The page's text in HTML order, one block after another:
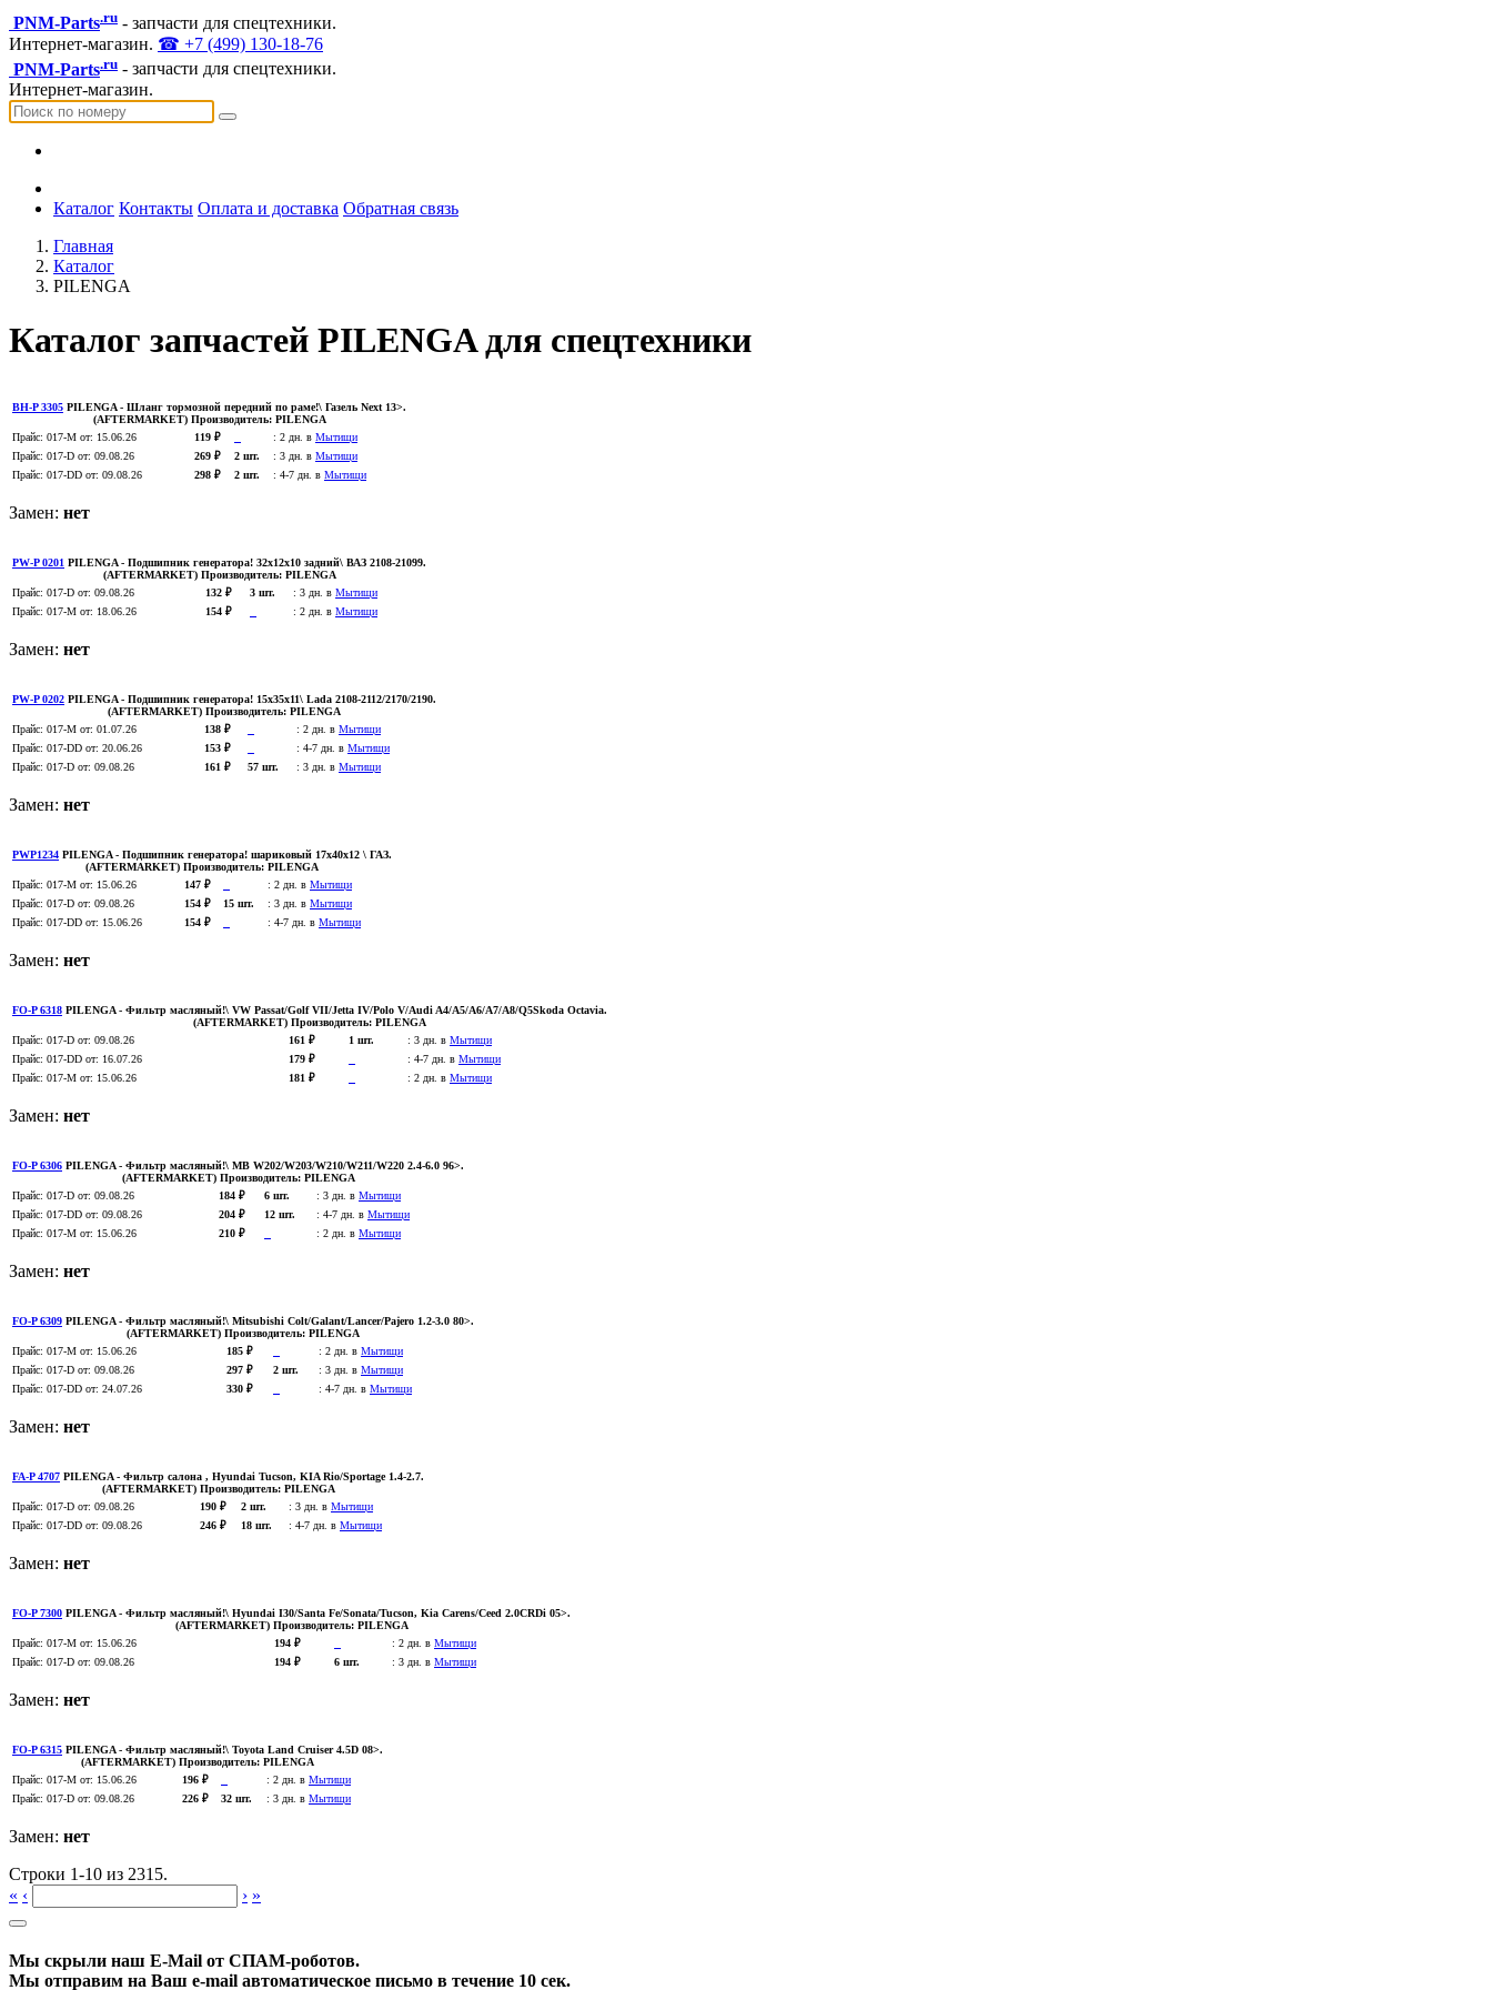
PNM-Parts.ru - запчасти для спецтехники.
Интернет-магазин. ☎ +7 (499) 130-18-76
PNM-Parts.ru - запчасти для спецтехники.
Интернет-магазин.
Каталог Контакты Оплата и доставка Обратная связь
Главная
Каталог
PILENGA
Каталог запчастей PILENGA для спецтехники
BH-P 3305 PILENGA- Шланг тормозной передний по раме!\ Газель Next 13>.
(AFTERMARKET)Производитель: PILENGA
Прайс: 017-M от: 15.06.26 119 ₽ : 2 дн. в Мытищи
Прайс: 017-D от: 09.08.26 269 ₽ 2 шт. : 3 дн. в Мытищи
Прайс: 017-DD от: 09.08.26 298 ₽ 2 шт. : 4-7 дн. в Мытищи
Замен: нет
PW-P 0201 PILENGA- Подшипник генератора! 32x12x10 задний\ ВАЗ 2108-21099.
(AFTERMARKET)Производитель: PILENGA
Прайс: 017-D от: 09.08.26 132 ₽ 3 шт. : 3 дн. в Мытищи
Прайс: 017-M от: 18.06.26 154 ₽ : 2 дн. в Мытищи
Замен: нет
PW-P 0202 PILENGA- Подшипник генератора! 15x35x11\ Lada 2108-2112/2170/2190.
(AFTERMARKET) Производитель: PILENGA
Прайс: 017-M от: 01.07.26 138 ₽ : 2 дн. в Мытищи
Прайс: 017-DD от: 20.06.26 153 ₽ : 4-7 дн. в Мытищи
Прайс: 017-D от: 09.08.26 161 ₽ 57 шт. : 3 дн. в Мытищи
Замен: нет
PWP1234 PILENGA- Подшипник генератора! шариковый 17x40x12 \ ГАЗ.
(AFTERMARKET) Производитель: PILENGA
Прайс: 017-M от: 15.06.26 147 ₽ : 2 дн. в Мытищи
Прайс: 017-D от: 09.08.26 154 ₽ 15 шт. : 3 дн. в Мытищи
Прайс: 017-DD от: 15.06.26 154 ₽ : 4-7 дн. в Мытищи
Замен: нет
FO-P 6318 PILENGA- Фильтр масляный!\ VW Passat/Golf VII/Jetta IV/Polo V/Audi A4/A5/A6/A7/A8/Q5Skoda Octavia.
(AFTERMARKET) Производитель: PILENGA
Прайс: 017-D от: 09.08.26 161 ₽ 1 шт. : 3 дн. в Мытищи
Прайс: 017-DD от: 16.07.26 179 ₽ : 4-7 дн. в Мытищи
Прайс: 017-M от: 15.06.26 181 ₽ : 2 дн. в Мытищи
Замен: нет
FO-P 6306 PILENGA- Фильтр масляный!\ MB W202/W203/W210/W211/W220 2.4-6.0 96>.
(AFTERMARKET)Производитель: PILENGA
Прайс: 017-D от: 09.08.26 184 ₽ 6 шт. : 3 дн. в Мытищи
Прайс: 017-DD от: 09.08.26 204 ₽ 12 шт. : 4-7 дн. в Мытищи
Прайс: 017-M от: 15.06.26 210 ₽ : 2 дн. в Мытищи
Замен: нет
FO-P 6309 PILENGA- Фильтр масляный!\ Mitsubishi Colt/Galant/Lancer/Pajero 1.2-3.0 80>.
(AFTERMARKET) Производитель: PILENGA
Прайс: 017-M от: 15.06.26 185 ₽ : 2 дн. в Мытищи
Прайс: 017-D от: 09.08.26 297 ₽ 2 шт. : 3 дн. в Мытищи
Прайс: 017-DD от: 24.07.26 330 ₽ : 4-7 дн. в Мытищи
Замен: нет
FA-P 4707 PILENGA- Фильтр салона , Hyundai Tucson, KIA Rio/Sportage 1.4-2.7.
(AFTERMARKET)Производитель: PILENGA
Прайс: 017-D от: 09.08.26 190 ₽ 2 шт. : 3 дн. в Мытищи
Прайс: 017-DD от: 09.08.26 246 ₽ 18 шт. : 4-7 дн. в Мытищи
Замен: нет
FO-P 7300 PILENGA- Фильтр масляный!\ Hyundai I30/Santa Fe/Sonata/Tucson, Kia Carens/Ceed 2.0CRDi 05>.
(AFTERMARKET)Производитель: PILENGA
Прайс: 017-M от: 15.06.26 194 ₽ : 2 дн. в Мытищи
Прайс: 017-D от: 09.08.26 194 ₽ 6 шт. : 3 дн. в Мытищи
Замен: нет
FO-P 6315 PILENGA- Фильтр масляный!\ Toyota Land Cruiser 4.5D 08>.
(AFTERMARKET) Производитель: PILENGA
Прайс: 017-M от: 15.06.26 196 ₽ : 2 дн. в Мытищи
Прайс: 017-D от: 09.08.26 226 ₽ 32 шт. : 3 дн. в Мытищи
Замен: нет
Строки 1-10 из 2315.
« ‹ › »
Мы скрыли наш E-Mail от СПАМ-роботов.
Мы отправим на Ваш e-mail автоматическое письмо в течение 10 сек.